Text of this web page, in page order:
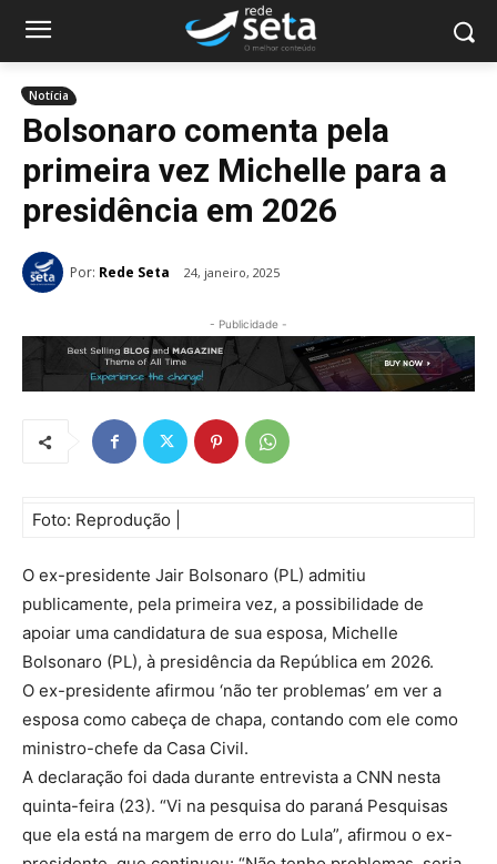
Notícia
Bolsonaro comenta pela
primeira vez Michelle para a
presidência em 2026
Por: Rede Seta 24, janeiro, 2025
- Publicidade -
Foto: Reprodução |
O ex-presidente Jair Bolsonaro (PL) admitiu
publicamente, pela primeira vez, a possibilidade de
apoiar uma candidatura de sua esposa, Michelle
Bolsonaro (PL), à presidência da República em 2026.
O ex-presidente afirmou ‘não ter problemas’ em ver a
esposa como cabeça de chapa, contando com ele como
ministro-chefe da Casa Civil.
A declaração foi dada durante entrevista a CNN nesta
quinta-feira (23). “Vi na pesquisa do paraná Pesquisas
que ela está na margem de erro do Lula”, afirmou o ex-